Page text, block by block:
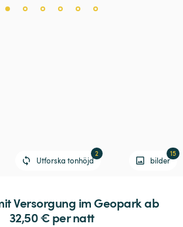
bilder
15
Utforska tonhöjd
2
Versorgung im Geopark ab
32,50 € per natt